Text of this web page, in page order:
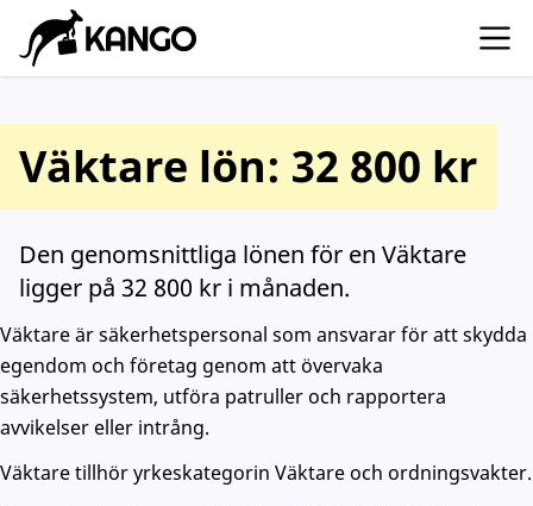
Väktare lön: 32 800 kr
Den genomsnittliga lönen för en Väktare
ligger på 32 800 kr i månaden.
Väktare är säkerhetspersonal som ansvarar för att skydda
egendom och företag genom att övervaka
säkerhetssystem, utföra patruller och rapportera
avvikelser eller intrång.
Väktare tillhör yrkeskategorin Väktare och ordningsvakter.